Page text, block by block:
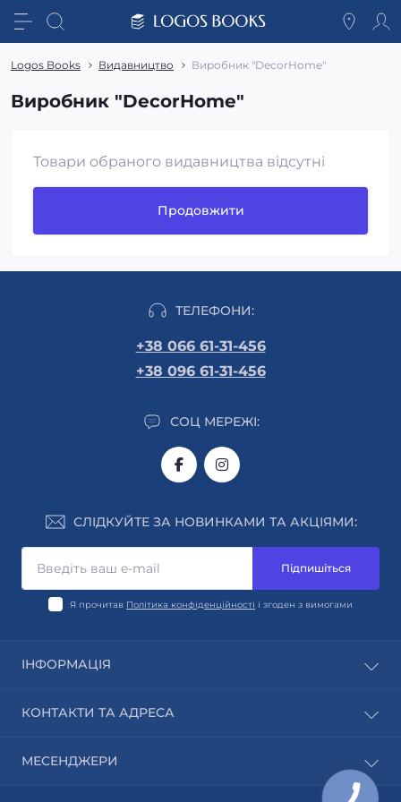
Logos Books Видавництво Виробник "DecorHome"
Виробник "DecorHome"
Товари обраного видавництва відсутні
Продовжити
ТЕЛЕФОНИ:
+38 066 61-31-456
+38 096 61-31-456
СОЦ МЕРЕЖІ:
СЛІДКУЙТЕ ЗА НОВИНКАМИ ТА АКЦІЯМИ:
Підпишіться
Я прочитав Політика конфіденційності і згоден з вимогами
ІНФОРМАЦІЯ
Виробники
Зворотній зв’язок
КОНТАКТИ ТА АДРЕСА
МЕСЕНДЖЕРИ